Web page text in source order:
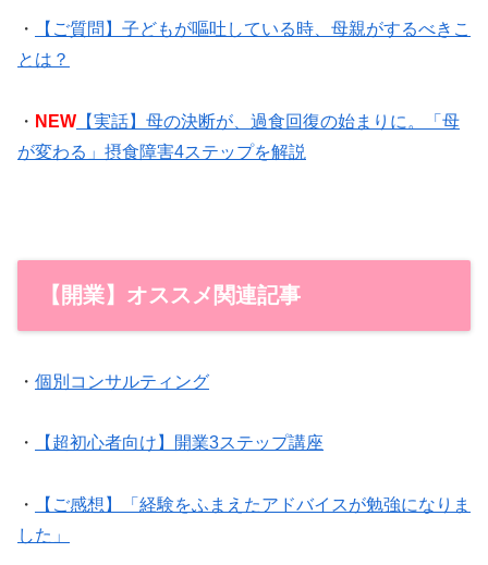
・
【ご質問】子どもが嘔吐している時、母親がするべきこ
とは？
・ NEW 【実話】母の決断が、過食回復の始まりに。「母
が変わる」摂食障害4ステップを解説
【開業】オススメ関連記事
・ 個別コンサルティング
・ 【超初心者向け】開業3ステップ講座
・
【ご感想】「経験をふまえたアドバイスが勉強になりま
した」